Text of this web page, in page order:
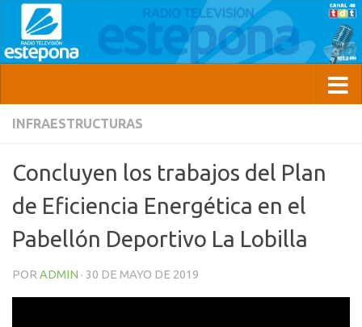
INFRAESTRUCTURAS
Concluyen los trabajos del Plan
de Eficiencia Energética en el
Pabellón Deportivo La Lobilla
POR ADMIN · 30 DE MAYO DE 2019